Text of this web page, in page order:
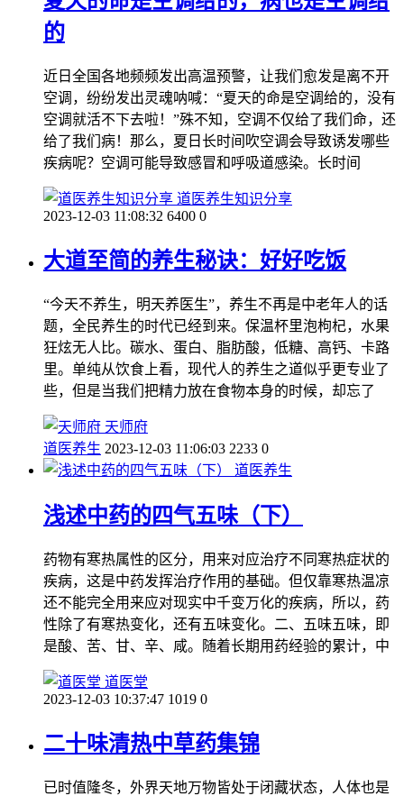
的
近日全国各地频频发出高温预警，让我们愈发是离不开
空调，纷纷发出灵魂呐喊：“夏天的命是空调给的，没有
空调就活不下去啦！”殊不知，空调不仅给了我们命，还
给了我们病！那么，夏日长时间吹空调会导致诱发哪些
疾病呢？空调可能导致感冒和呼吸道感染。长时间
道医养生知识分享
2023-12-03 11:08:32 6400 0
大道至简的养生秘诀：好好吃饭
“今天不养生，明天养医生”，养生不再是中老年人的话
题，全民养生的时代已经到来。保温杯里泡枸杞，水果
狂炫无人比。碳水、蛋白、脂肪酸，低糖、高钙、卡路
里。单纯从饮食上看，现代人的养生之道似乎更专业了
些，但是当我们把精力放在食物本身的时候，却忘了
天师府
道医养生 2023-12-03 11:06:03 2233 0
道医养生
浅述中药的四气五味（下）
药物有寒热属性的区分，用来对应治疗不同寒热症状的
疾病，这是中药发挥治疗作用的基础。但仅靠寒热温凉
还不能完全用来应对现实中千变万化的疾病，所以，药
性除了有寒热变化，还有五味变化。二、五味五味，即
是酸、苦、甘、辛、咸。随着长期用药经验的累计，中
道医堂
2023-12-03 10:37:47 1019 0
二十味清热中草药集锦
已时值隆冬，外界天地万物皆处于闭藏状态，人体也是